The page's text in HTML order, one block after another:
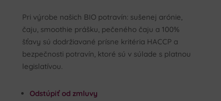
Pri výrobe našich BIO potravín: sušenej arónie,
čaju, smoothie prášku, pečeného čaju a 100%
šťavy sú dodržiavané prísne kritéria HACCP a
bezpečnosti potravín, ktoré sú v súlade s platnou
legislatívou.
Odstúpiť od zmluvy